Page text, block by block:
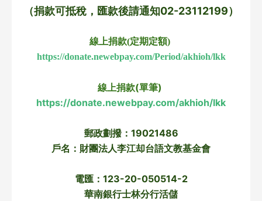
（捐款可抵稅，匯款後請通知02-23112199）
https://donate.newebpay.com/Period/akhioh/lkk
https://donate.newebpay.com/akhioh/lkk
郵政劃撥：19021486
戶名：財團法人李江却台語文教基金會
電匯：123-20-050514-2
華南銀行士林分行活儲